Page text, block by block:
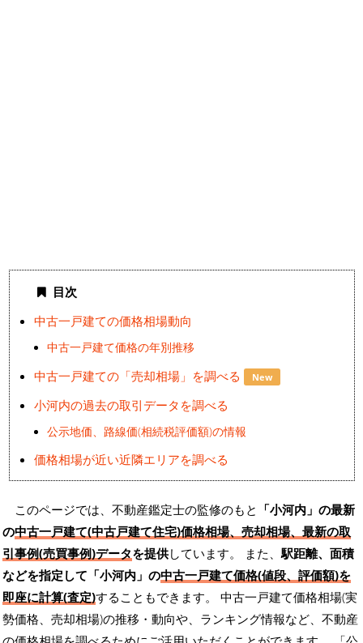
目次
中古一戸建ての価格相場動向
中古一戸建て価格の年別推移
中古一戸建ての「売却相場」を調べる New
小河内の過去の取引データを調べる
公示地価、路線価(相続税評価額)の情報
価格相場が近い近隣エリアを調べる
このページでは、不動産鑑定士の監修のもと 「小河内」の最新
の中古一戸建て(中古戸建て住宅)価格相場、売却相場、最新の取
引事例(売買事例)データを提供しています。 また、駅距離、面積
などを指定して「小河内」の中古一戸建て価格(値段、評価額)を
即座に計算(査定)することもできます。 中古一戸建て価格相場(実
勢価格、売却相場)の推移・動向や、ランキング情報など、不動産